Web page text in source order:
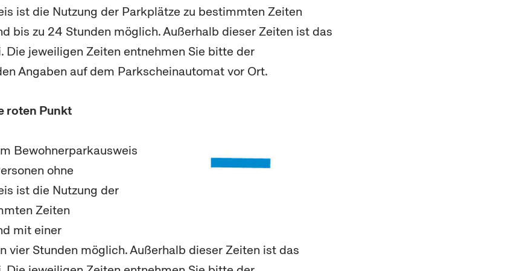
ist die Nutzung der Parkplätze zu bestimmten Zeiten
bis zu 24 Stunden möglich. Außerhalb dieser Zeiten ist das
Die jeweiligen Zeiten entnehmen Sie bitte der
Angaben auf dem Parkscheinautomat vor Ort.
roten Punkt
Bewohnerparkausweis
ohne
ist die Nutzung der
Zeiten
mit einer
vier Stunden möglich. Außerhalb dieser Zeiten ist das